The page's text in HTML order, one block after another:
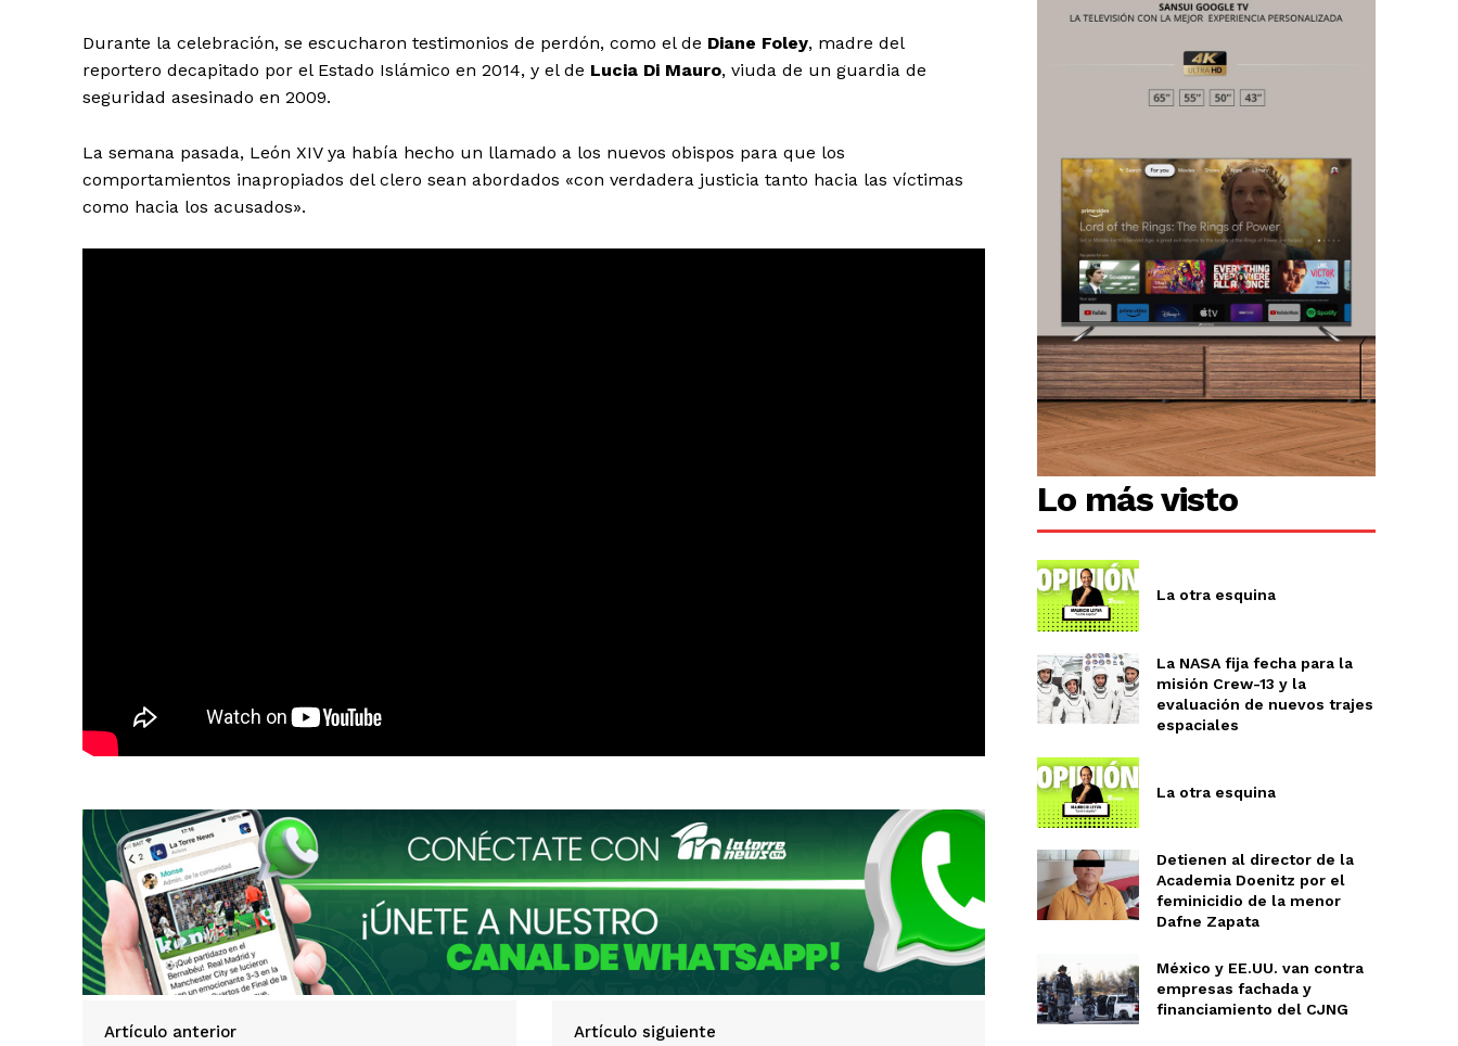
Aguascalientes
Baja California
Baja California Sur
Campeche
Michoacán Zacatecas
Veracruz
Tlaxcala
Tamaulipas Tabasco
Durante la celebración, se escucharon testimonios de perdón, como el de Diane Foley, madre del
reportero decapitado por el Estado Islámico en 2014, y el de Lucia Di Mauro, viuda de un guardia de
seguridad asesinado en 2009.
La semana pasada, León XIV ya había hecho un llamado a los nuevos obispos para que los
comportamientos inapropiados del clero sean abordados «con verdadera justicia tanto hacia las víctimas
como hacia los acusados».
Artículo anterior Artículo siguiente
Lo más visto
La otra esquina
La NASA fija fecha para la
misión Crew-13 y la
evaluación de nuevos trajes
espaciales
La otra esquina
Detienen al director de la
Academia Doenitz por el
feminicidio de la menor
Dafne Zapata
México y EE.UU. van contra
empresas fachada y
financiamiento del CJNG